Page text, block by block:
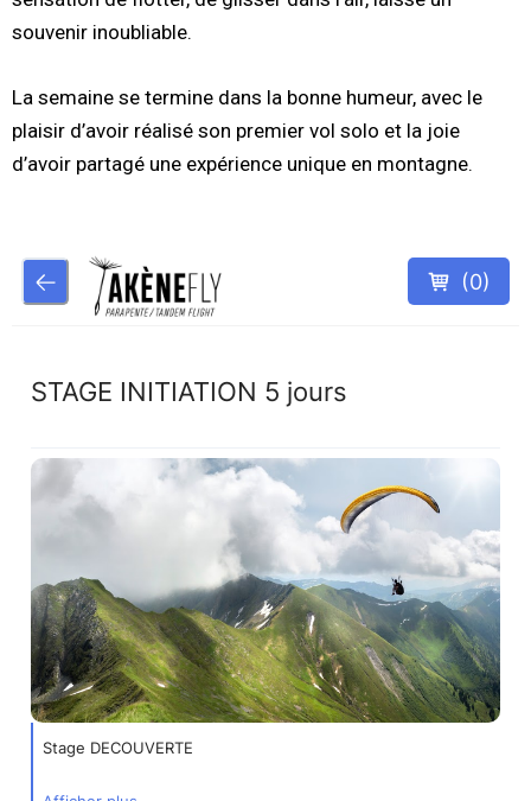
souvenir inoubliable.
La semaine se termine dans la bonne humeur, avec le
plaisir d’avoir réalisé son premier vol solo et la joie
d’avoir partagé une expérience unique en montagne.